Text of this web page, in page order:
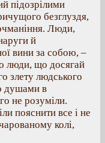
підозрілими
безглуздя,
Люди,
й
вини за собою, –
люди, що досягай
злету людського
душами в
не розуміли.
пояснити все і не
колі,